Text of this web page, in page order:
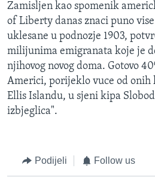
Zamisljen kao spomenik
of Liberty danas znaci puno
uklesane u podnozje 1903,
milijunima emigranata koje je
njihovog novog doma. Gotovo
Americi, porijeklo vuce od onih
Ellis Islandu, u sjeni kipa
izbjeglica".
Podijeli Follow us